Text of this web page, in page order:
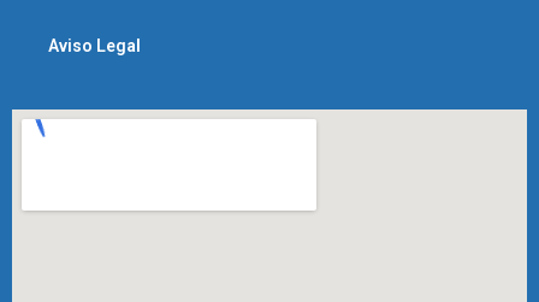
Aviso Legal